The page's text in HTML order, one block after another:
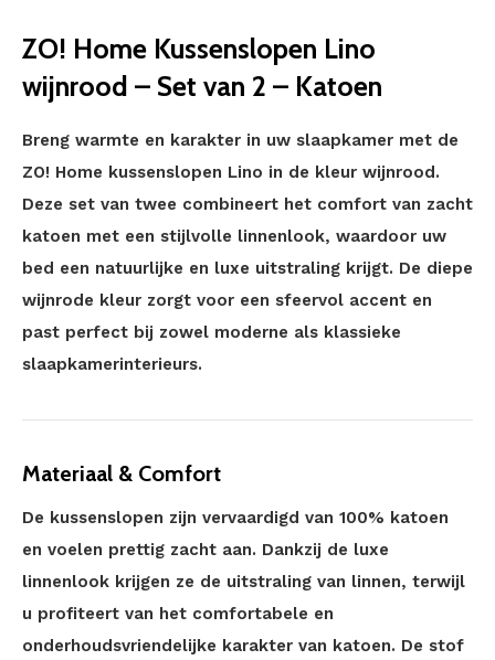
ZO! Home Kussenslopen Lino
wijnrood – Set van 2 – Katoen
Breng warmte en karakter in uw slaapkamer met de
ZO! Home kussenslopen Lino in de kleur wijnrood.
Deze set van twee combineert het comfort van zacht
katoen met een stijlvolle linnenlook, waardoor uw
bed een natuurlijke en luxe uitstraling krijgt. De diepe
wijnrode kleur zorgt voor een sfeervol accent en
past perfect bij zowel moderne als klassieke
slaapkamerinterieurs.
Materiaal & Comfort
De kussenslopen zijn vervaardigd van 100% katoen
en voelen prettig zacht aan. Dankzij de luxe
linnenlook krijgen ze de uitstraling van linnen, terwijl
u profiteert van het comfortabele en
onderhoudsvriendelijke karakter van katoen. De stof